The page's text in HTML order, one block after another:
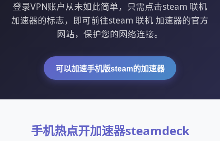
登录VPN账户从未如此简单，只需点击steam 联机
加速器的标志，即可前往steam 联机 加速器的官方
网站，保护您的网络连接。
可以加速手机版steam的加速器
手机热点开加速器steamdeck